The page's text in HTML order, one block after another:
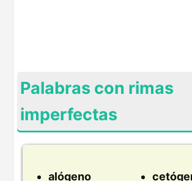
Palabras con rimas
imperfectas
alógeno